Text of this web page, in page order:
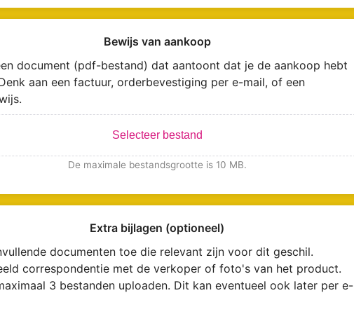
Bewijs van aankoop
document (pdf-bestand) dat aantoont dat je de aankoop hebt
aan een factuur, orderbevestiging per e-mail, of een
Selecteer bestand
De maximale bestandsgrootte is 10 MB.
Extra bijlagen (optioneel)
documenten toe die relevant zijn voor dit geschil.
correspondentie met de verkoper of foto's van het product.
3 bestanden uploaden. Dit kan eventueel ook later per e-